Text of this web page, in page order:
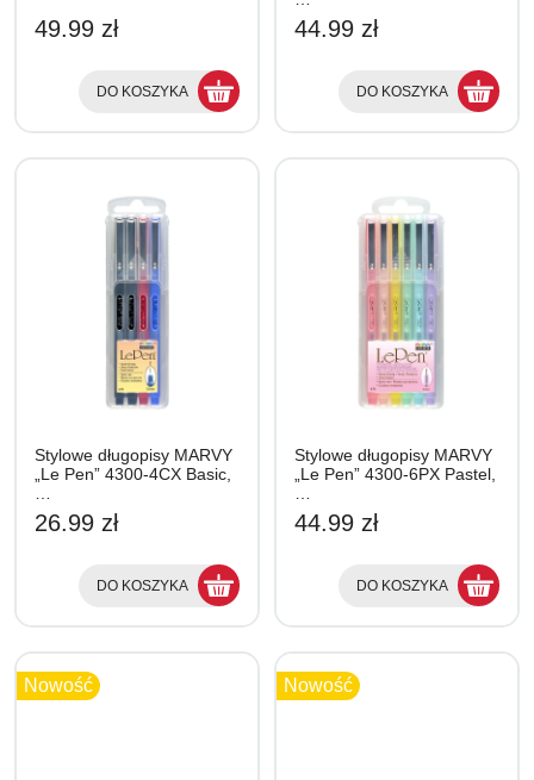
49.99 zł
DO KOSZYKA
44.99 zł
DO KOSZYKA
Stylowe długopisy MARVY
„Le Pen” 4300-4CX Basic,
26.99 zł
DO KOSZYKA
Stylowe długopisy MARVY
„Le Pen” 4300-6PX Pastel,
44.99 zł
DO KOSZYKA
Nowość Nowość